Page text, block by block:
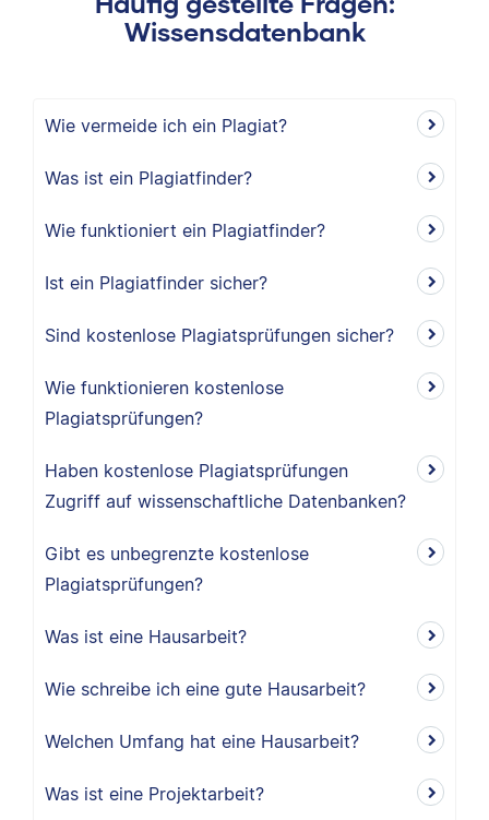
Wissensdatenbank
Wie vermeide ich ein Plagiat?
Was ist ein Plagiatfinder?
Wie funktioniert ein Plagiatfinder?
Ist ein Plagiatfinder sicher?
Sind kostenlose Plagiatsprüfungen sicher?
Wie funktionieren kostenlose
Plagiatsprüfungen?
Haben kostenlose Plagiatsprüfungen
Zugriff auf wissenschaftliche Datenbanken?
Gibt es unbegrenzte kostenlose
Plagiatsprüfungen?
Was ist eine Hausarbeit?
Wie schreibe ich eine gute Hausarbeit?
Welchen Umfang hat eine Hausarbeit?
Was ist eine Projektarbeit?